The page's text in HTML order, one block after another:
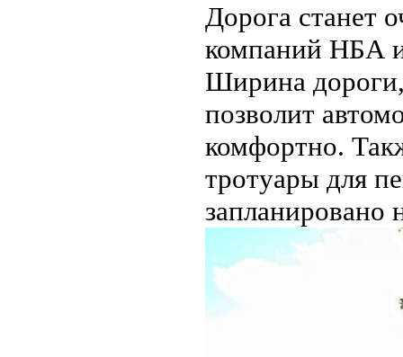
Дорога станет
компаний НБА
Ширина дороги,
позволит
комфортно.
тротуары для